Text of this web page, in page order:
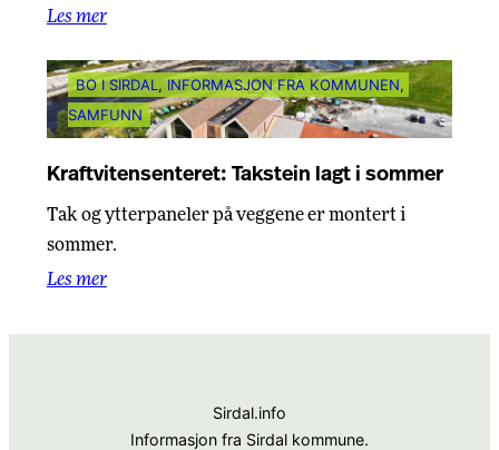
Les mer
BO I SIRDAL , INFORMASJON FRA KOMMUNEN
SAMFUNN
Kraftvitensenteret: Takstein lagt i sommer
Tak og ytterpaneler på veggene er montert i
sommer.
Les mer
Sirdal.info
Informasjon fra Sirdal kommune.